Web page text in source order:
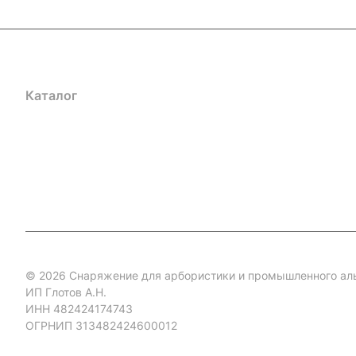
Каталог
© 2026 Снаряжение для арбористики и промышленного
ИП Глотов А.Н.
ИНН 482424174743
ОГРНИП 313482424600012